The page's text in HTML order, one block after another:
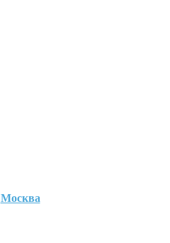
Москва